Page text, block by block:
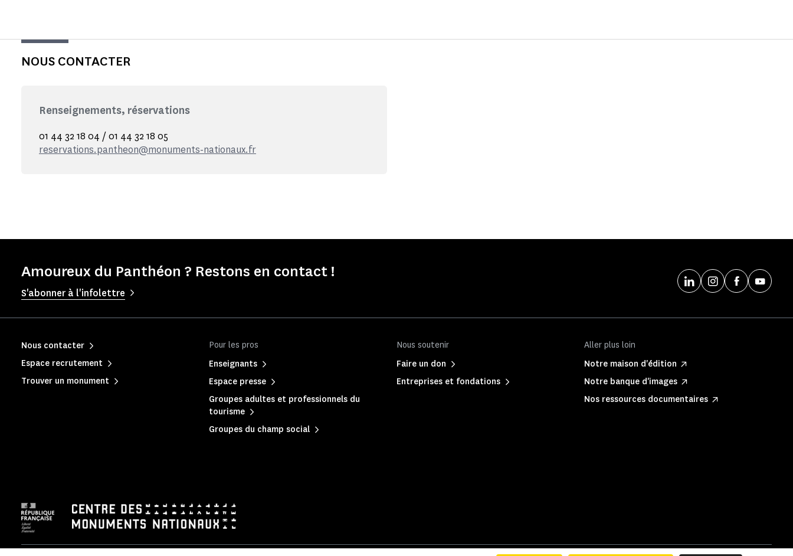
NOUS CONTACTER
Renseignements, réservations
01 44 32 18 04 / 01 44 32 18 05
reservations.pantheon@monuments-nationaux.fr
Amoureux du Panthéon ? Restons en contact !
S'abonner à l'infolettre
Pour les pros
Enseignants
Espace presse
Groupes adultes et professionnels du
tourisme
Groupes du champ social
Nous soutenir
Faire un don
Entreprises et fondations
Aller plus loin
Notre maison d'édition
Notre banque d'images
Nos ressources documentaires
Nous contacter
Espace recrutement
Trouver un monument